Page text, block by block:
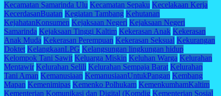
Kecamatan Samarinda Ulu Kecamatan Sepaku Kecelakaan Kerja
KecerdasanBuatan Kegiatan Tambang Kehutanan
KejahatanKonsumen Kejaksaan Negeri Kejaksaan Negeri
Samarinda Kejaksaan Tinggi Kaltim Kekerasan Anak Kekerasan
Anak Muda Kekerasan Perempuan Kekerasan Seksual Kekurangan
Doktet KelangkaanLPG Kelangsungan lingkungan hidup
Kelompok Tani Sawit Keluarga Miskin Keluhan Warga Kelurahan
Mentawir Kelurahan Selili Kelurahan Sempaja Barat Kelurahan
Tani Aman Kemanusiaan KemanusiaanUntukPangan Kembang
Mapan Kemenimipas Kemenko Polhukam KemenkumhamKaltim
Kementerian Komunikasi dan Digital (Komdig Kementerian Sosial